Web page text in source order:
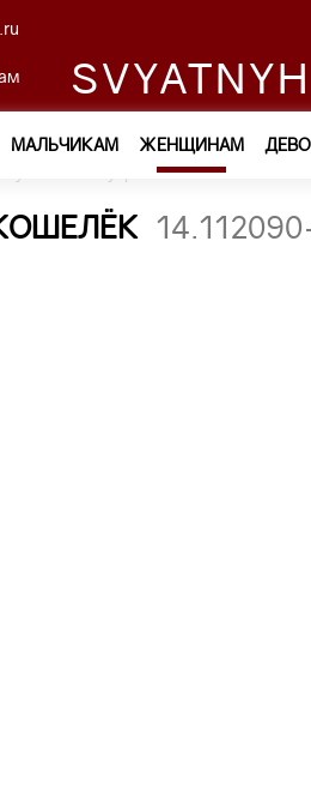
SVYATNYH
МАЛЬЧИКАМ ЖЕНЩИНАМ
— Кошельки